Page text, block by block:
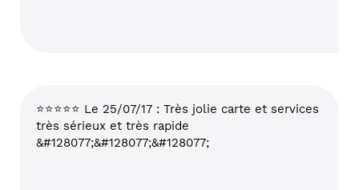
⭐⭐⭐⭐⭐ Le 25/07/17 : Très jolie carte et services
très sérieux et très rapide
&#128077;&#128077;&#128077;